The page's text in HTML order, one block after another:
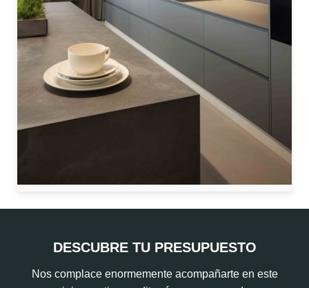
DESCUBRE TU PRESUPUESTO
Nos complace enormemente acompañarte en este